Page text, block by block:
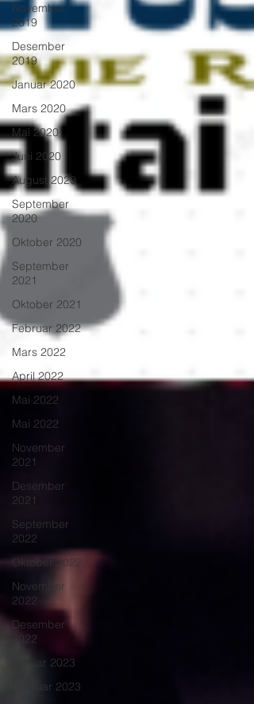
November
2019
Desember
2019
Januar 2020
Mars 2020
Mai 2020
Juni 2020
August 2020
September
2020
Oktober 2020
September
2021
Oktober 2021
Februar 2022
Mars 2022
April 2022
Mai 2022
Mai 2022
November
2021
Desember
2021
September
2022
Oktober 2022
November
2022
Desember
2022
Januar 2023
Februar 2023